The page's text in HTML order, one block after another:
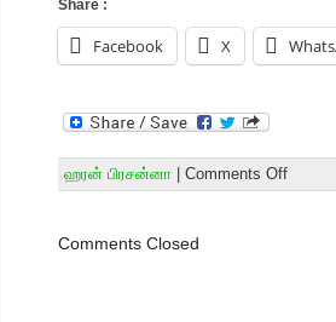
Share :
Facebook X
ஹரன் பிரசன்னா Comments Off
Comments Closed